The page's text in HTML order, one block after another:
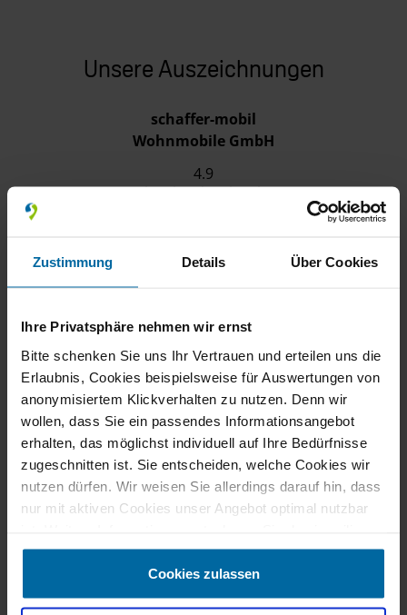
Zustimmung Details Über Cookies
Ihre Privatsphäre nehmen wir ernst
Bitte schenken Sie uns Ihr Vertrauen und erteilen uns die
Erlaubnis, Cookies beispielsweise für Auswertungen von
anonymisiertem Klickverhalten zu nutzen. Denn wir
wollen, dass Sie ein passendes Informationsangebot
erhalten, das möglichst individuell auf Ihre Bedürfnisse
zugeschnitten ist. Sie entscheiden, welche Cookies wir
nutzen dürfen. Wir weisen Sie allerdings darauf hin, dass
nur mit aktiven Cookies unser Angebot optimal nutzbar
Erläuterungen und unserer Datenschutzerklärung.
Cookies zulassen
Unsere Auszeichnungen
schaffer-mobil
Wohnmobile GmbH
4.9
Weiterempfehlungen
100%
Bereitgestellt von